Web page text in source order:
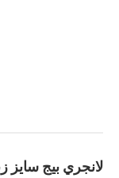
لانجري بيج سايز